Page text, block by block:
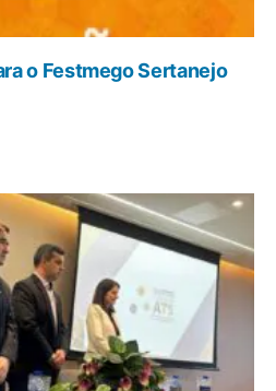
o Festmego Sertanejo